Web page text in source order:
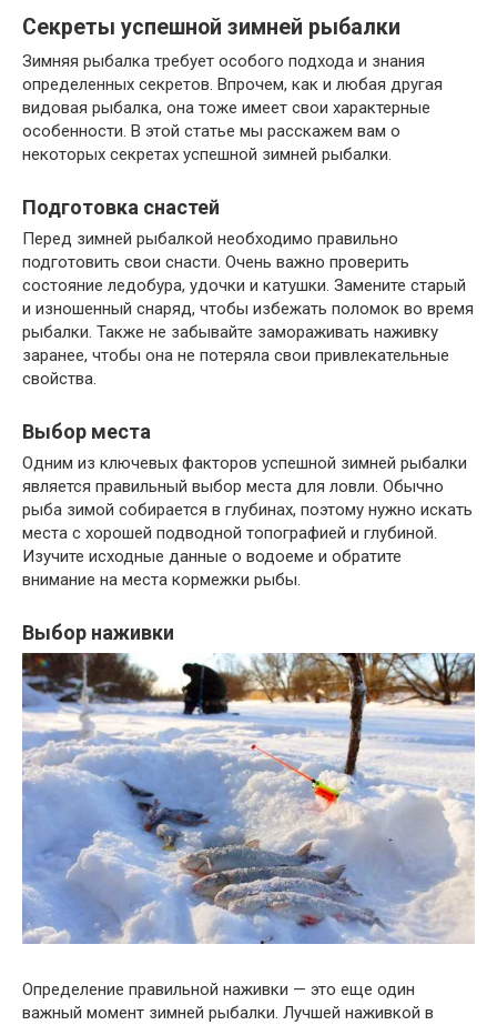
Секреты успешной зимней рыбалки
Зимняя рыбалка требует особого подхода и знания
определенных секретов. Впрочем, как и любая другая
видовая рыбалка, она тоже имеет свои характерные
особенности. В этой статье мы расскажем вам о
некоторых секретах успешной зимней рыбалки.
Подготовка снастей
Перед зимней рыбалкой необходимо правильно
подготовить свои снасти. Очень важно проверить
состояние ледобура, удочки и катушки. Замените старый
и изношенный снаряд, чтобы избежать поломок во время
рыбалки. Также не забывайте замораживать наживку
заранее, чтобы она не потеряла свои привлекательные
свойства.
Выбор места
Одним из ключевых факторов успешной зимней рыбалки
является правильный выбор места для ловли. Обычно
рыба зимой собирается в глубинах, поэтому нужно искать
места с хорошей подводной топографией и глубиной.
Изучите исходные данные о водоеме и обратите
внимание на места кормежки рыбы.
Выбор наживки
Определение правильной наживки — это еще один
важный момент зимней рыбалки. Лучшей наживкой в